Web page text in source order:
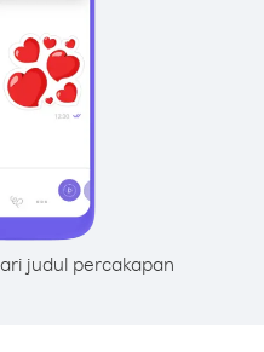
judul percakapan